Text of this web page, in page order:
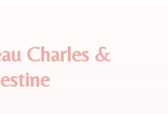
Charles &